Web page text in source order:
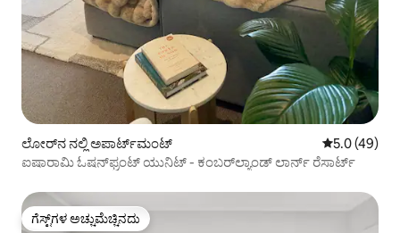
ಲೋರ್‌ನ ನಲ್ಲಿ ಅಪಾರ್ಟ್‌ಮಂಟ್ 5 ರಲ್ಲಿ 5.0
5.0 (49)
ಐಷಾರಾಮಿ ಓಷನ್‌ಫ್ರಂಟ್ ಯುನಿಟ್ - ಕಂಬರ್‌ಲ್ಯಾಂಡ್ ಲಾರ್ನ್ ರೆಸಾರ್ಟ್
ಗೆಸ್ಟ್‌ಗಳ ಅಚ್ಚುಮೆಚ್ಚಿನದು
ಗೆಸ್ಟ್‌ಗಳ ಅಚ್ಚುಮೆಚ್ಚಿನದು